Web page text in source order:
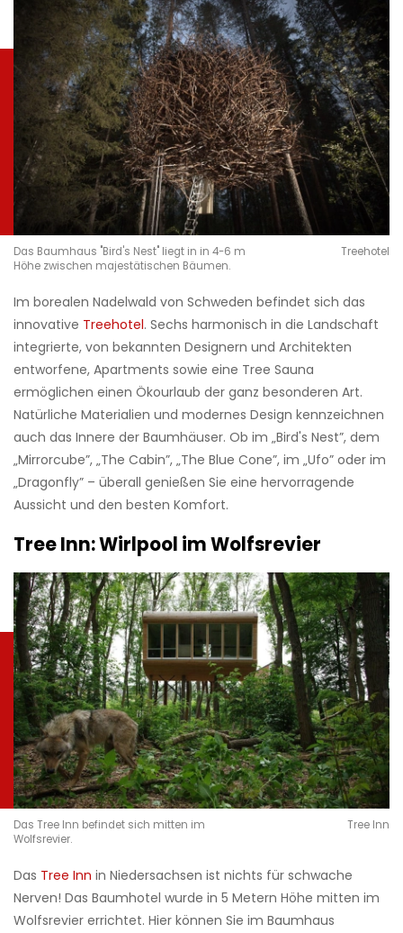
Das Baumhaus "Bird's Nest" liegt in in 4-6 m
Höhe zwischen majestätischen Bäumen.
Treehotel
Im borealen Nadelwald von Schweden befindet sich das
innovative Treehotel. Sechs harmonisch in die Landschaft
integrierte, von bekannten Designern und Architekten
entworfene, Apartments sowie eine Tree Sauna
ermöglichen einen Ökourlaub der ganz besonderen Art.
Natürliche Materialien und modernes Design kennzeichnen
auch das Innere der Baumhäuser. Ob im „Bird's Nest”, dem
„Mirrorcube”, „The Cabin”, „The Blue Cone”, im „Ufo” oder im
„Dragonfly” – überall genießen Sie eine hervorragende
Aussicht und den besten Komfort.
Tree Inn: Wirlpool im Wolfsrevier
Das Tree Inn befindet sich mitten im
Wolfsrevier.
Tree Inn
Das Tree Inn in Niedersachsen ist nichts für schwache
Nerven! Das Baumhotel wurde in 5 Metern Höhe mitten im
Wolfsrevier errichtet. Hier können Sie im Baumhaus